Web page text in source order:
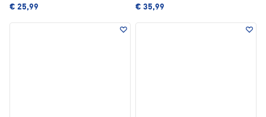
€ 25,99 € 35,99